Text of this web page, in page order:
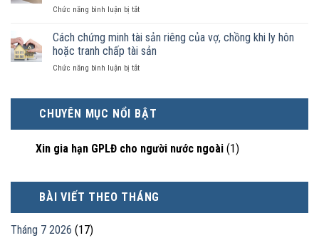
công
là
hôn
hôn
tài
sản
như
nào?
điều
kinh
tế
hơn
trực
tiếp
nuôi
Chức năng bình luận bị tắtở
ly
hôn
khi
hôn
hạnh
phúc:
Góc
luật
Cách chứng minh tài sản riêng của vợ, chồng khi ly hôn
hoặc tranh chấp tài sản
Chức năng bình luận bị tắtở
tài
của
ly
hôn
CHUYÊN MỤC NỔI BẬT
Xin gia hạn GPLĐ cho người nước ngoài (1)
BÀI VIẾT THEO THÁNG
Tháng 7 2026 (17)